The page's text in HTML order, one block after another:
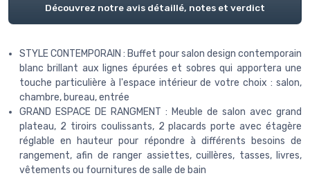
Découvrez notre avis détaillé, notes et verdict
STYLE CONTEMPORAIN : Buffet pour salon design contemporain
blanc brillant aux lignes épurées et sobres qui apportera une
touche particulière à l'espace intérieur de votre choix : salon,
chambre, bureau, entrée
GRAND ESPACE DE RANGMENT : Meuble de salon avec grand
plateau, 2 tiroirs coulissants, 2 placards porte avec étagère
réglable en hauteur pour répondre à différents besoins de
rangement, afin de ranger assiettes, cuillères, tasses, livres,
vêtements ou fournitures de salle de bain